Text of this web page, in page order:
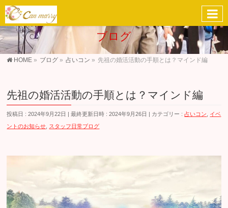
ブログ
HOME » ブログ » 占いコン » 先祖の婚活活動の手順とは？マインド編
先祖の婚活活動の手順とは？マインド編
投稿日 : 2024年9月22日 最終更新日時 : 2024年9月26日 カテゴリー :占いコン
イベ
ントのお知らせ スタッフ日常ブログ